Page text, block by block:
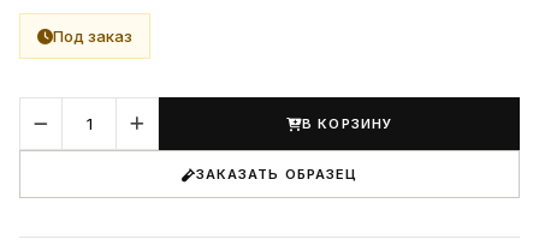
Под заказ
В КОРЗИНУ
ЗАКАЗАТЬ ОБРАЗЕЦ